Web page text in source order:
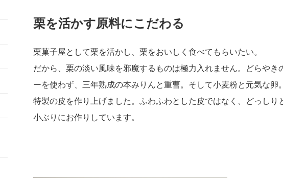
栗を活かす原料にこだわる
栗菓子屋として栗を活かし、栗をおいしく食べてもらいたい。
だから、栗の淡い風味を邪魔するものは極力入れません。どらや
ーを使わず、三年熟成の本みりんと重曹。そして小麦粉と元気な
特製の皮を作り上げました。ふわふわとした皮ではなく、どっし
小ぶりにお作りしています。